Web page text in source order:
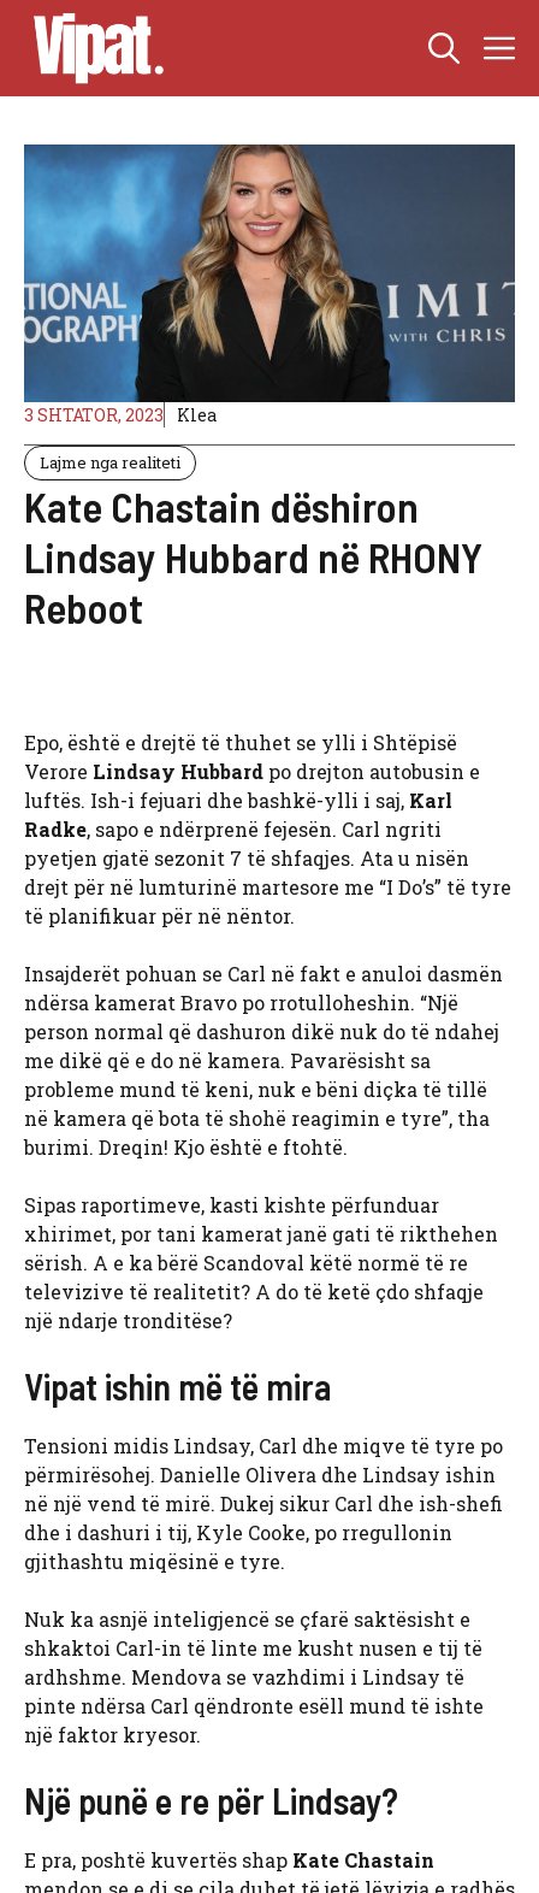
Skip
content
3 SHTATOR, 2023 Klea
Lajme nga realiteti
Kate Chastain dëshiron
Lindsay Hubbard në RHONY
Reboot
Epo, është e drejtë të thuhet se ylli i Shtëpisë
Verore Lindsay Hubbard po drejton autobusin e
luftës. Ish-i fejuari dhe bashkë-ylli i saj, Karl
Radke, sapo e ndërprenë fejesën. Carl ngriti
pyetjen gjatë sezonit 7 të shfaqjes. Ata u nisën
drejt për në lumturinë martesore me “I Do’s” të tyre
të planifikuar për në nëntor.
Insajderët pohuan se Carl në fakt e anuloi dasmën
ndërsa kamerat Bravo po rrotulloheshin. “Një
person normal që dashuron dikë nuk do të ndahej
me dikë që e do në kamera. Pavarësisht sa
probleme mund të keni, nuk e bëni diçka të tillë
në kamera që bota të shohë reagimin e tyre”, tha
burimi. Dreqin! Kjo është e ftohtë.
Sipas raportimeve, kasti kishte përfunduar
xhirimet, por tani kamerat janë gati të rikthehen
sërish. A e ka bërë Scandoval këtë normë të re
televizive të realitetit? A do të ketë çdo shfaqje
një ndarje tronditëse?
Vipat ishin më të mira
Tensioni midis Lindsay, Carl dhe miqve të tyre po
përmirësohej. Danielle Olivera dhe Lindsay ishin
në një vend të mirë. Dukej sikur Carl dhe ish-shefi
dhe i dashuri i tij, Kyle Cooke, po rregullonin
gjithashtu miqësinë e tyre.
Nuk ka asnjë inteligjencë se çfarë saktësisht e
shkaktoi Carl-in të linte me kusht nusen e tij të
ardhshme. Mendova se vazhdimi i Lindsay të
pinte ndërsa Carl qëndronte esëll mund të ishte
një faktor kryesor.
Një punë e re për Lindsay?
E pra, poshtë kuvertës shap Kate Chastain